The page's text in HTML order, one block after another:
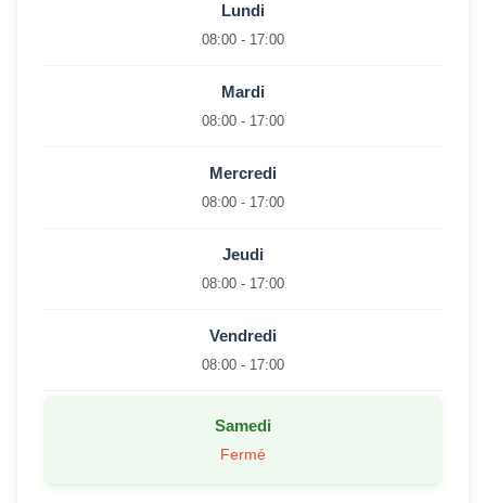
Lundi
08:00 - 17:00
Mardi
08:00 - 17:00
Mercredi
08:00 - 17:00
Jeudi
08:00 - 17:00
Vendredi
08:00 - 17:00
Samedi
Fermé